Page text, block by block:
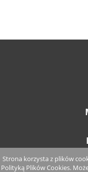
Strona korzysta z plików
Polityką Plików Cookies.pokaż